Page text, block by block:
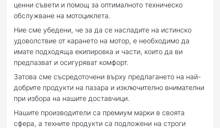
ценни съвети и помощ за оптималното техническо
обслужване на мотоциклета.
Ние сме убедени, че за да се насладите на истинско
удоволствие от карането на мотор, е необходимо да
имате подходяща екипировка и части, които да ви
предпазват и осигуряват комфорт.
Затова сме съсредоточени върху предлагането на най-
добрите продукти на пазара и изключително внимателни
при избора на нашите доставчици.
Нашите производители са премиум марки в своята
сфера, а техните продукти са подложени на строги